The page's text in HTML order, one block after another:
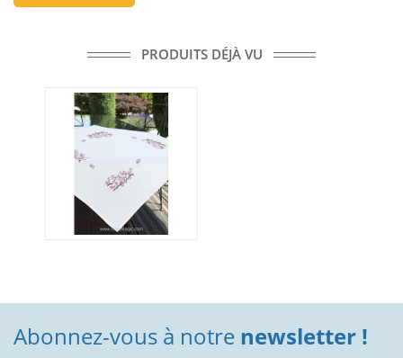
PRODUITS DÉJÀ VU
Abonnez-vous à notre newsletter !